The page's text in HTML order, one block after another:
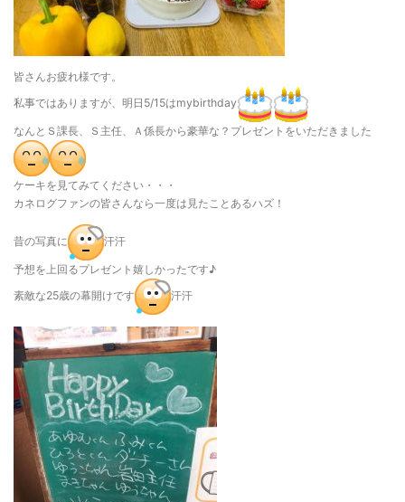
皆さんお疲れ様です。
私事ではありますが、明日5/15はmybirthday
なんとＳ課長、Ｓ主任、Ａ係長から豪華な？プレゼントをいただきました
ケーキを見てみてください・・・
カネログファンの皆さんなら一度は見たことあるハズ！
昔の写真に 汗汗
予想を上回るプレゼント嬉しかったです♪
素敵な25歳の幕開けです
汗汗